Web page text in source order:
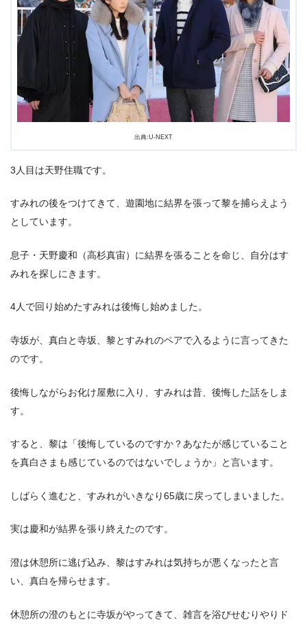
出典:U-NEXT
3人目は天野住職です。
すみれの後をつけてきて、遊園地に結界を張って黎を捕らえよう
としています。
息子・天野慶和（高杉真宙）に結界を張ることを命じ、自分はす
みれを探しにきます。
4人で回り始めたすみれは後悔し始めました。
寺坂が、真白と寺坂、黎とすみれのペアで入るように言ってきた
のです。
後悔しながらお化け屋敷に入り、すみれは昔、後悔した話をしま
す。
すると、黎は「後悔しているのですか？あなたが感じていること
を真白さまも感じているのではないでしょうか」と言います。
しばらく進むと、すみれがいきなり65歳に戻ってしまいました。
実は慶和が結界を張り終えたのです。
澄は休憩所に逃げ込み、黎はすみれは気持ちが悪くなったと言
い、真白を帰らせます。
休憩所の澄のもとに寺坂がやってきて、雑言を浴びせむりやりド